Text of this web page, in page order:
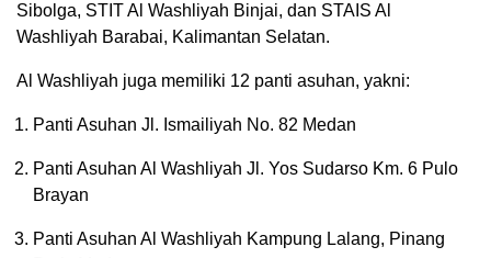
Sibolga, STIT Al Washliyah Binjai, dan STAIS Al
Washliyah Barabai, Kalimantan Selatan.
Al Washliyah juga memiliki 12 panti asuhan, yakni:
Panti Asuhan Jl. Ismailiyah No. 82 Medan
Panti Asuhan Al Washliyah Jl. Yos Sudarso Km. 6 Pulo
Brayan
Panti Asuhan Al Washliyah Kampung Lalang, Pinang